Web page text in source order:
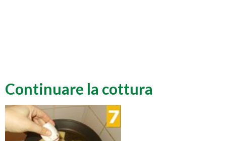
Continuare la cottura